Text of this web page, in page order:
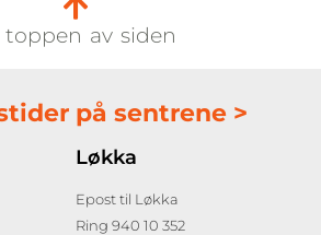
toppen av siden
på sentrene >
Løkka
Epost til Løkka
Ring 940 10 352